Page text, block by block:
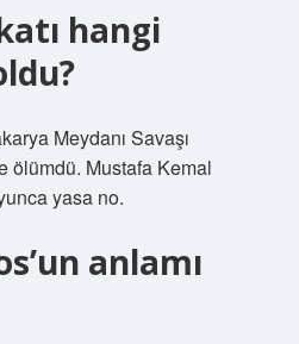
hangi
Meydanı Savaşı
ölümdü. Mustafa Kemal
yasa no.
anlamı